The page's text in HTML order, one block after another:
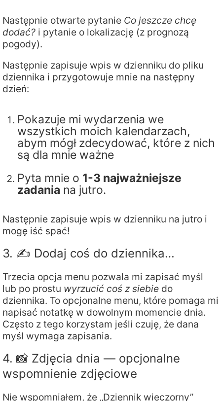
Następnie otwarte pytanie Co jeszcze chcę
dodać? i pytanie o lokalizację (z prognozą
pogody).
Następnie zapisuje wpis w dzienniku do pliku
dziennika i przygotowuje mnie na następny
dzień:
Pokazuje mi wydarzenia we
wszystkich moich kalendarzach,
abym mógł zdecydować, które z nich
są dla mnie ważne
Pyta mnie o 1-3 najważniejsze
zadania na jutro.
Następnie zapisuje wpis w dzienniku na jutro i
mogę iść spać!
3. ✍️ Dodaj coś do dziennika…
Trzecia opcja menu pozwala mi zapisać myśl
lub po prostu wyrzucić coś z siebie do
dziennika. To opcjonalne menu, które pomaga mi
napisać notatkę w dowolnym momencie dnia.
Często z tego korzystam jeśli czuję, że dana
myśl wymaga zapisania.
4. 📸 Zdjęcia dnia — opcjonalne
wspomnienie zdjęciowe
Nie wspomniałem, że „Dziennik wieczorny”